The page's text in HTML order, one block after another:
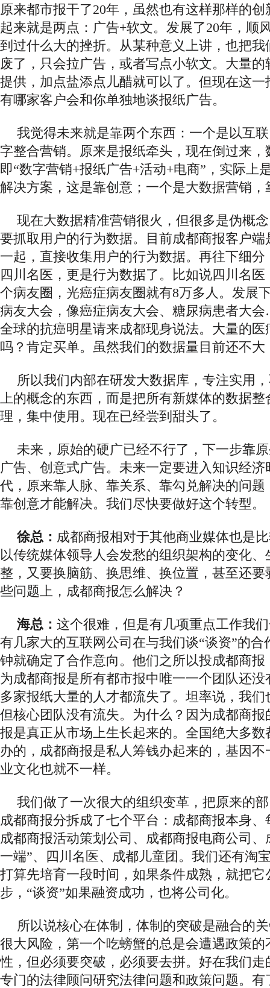
原来都市报干了20年，虽然也有这样那样的
起来就是两点：广告+软文。发展了20年，顺
到过什么大的挫折。从某种意义上讲，也把我
废了，只会拉广告，或者写点小软文。大量
提供，加点盐添点儿醋就可以了。但现在这一
有哪家客户会和你单独地谈报纸广告。
我觉得未来就是靠两个东西：一个是以互
字整合营销。原来是报纸牵头，现在倒过来，
即“数字营销+报纸广告+活动+电商”，实际上
解决方案，这是靠创意；一个是大数据营销，
现在大数据精准营销很火，但很多是伪概
要抓取用户的行为数据。目前成都商报客户端
一起，直接收集用户的行为数据。再往下细
四川名医，更是行为数据了。比如说四川名医
个病友圈，光癌症病友圈就有8万多人。发展
病友大会，像癌症病友大会、糖尿病患者大
全球的抗癌明星请来成都现身说法。大量的医
吗？肯定买单。虽然我们的数据量目前还不大
所以我们内部在研发大数据库，专注实用
上的概念的东西，而是把所有新媒体的数据整
理，集中使用。现在已经尝到甜头了。
未来，原始的硬广已经不行了，下一步靠
广告、创意式广告。未来一定要进入知识经济
代，原来靠人脉、靠关系、靠勾兑解决的问题
靠创意才能解决。我们尽快要做好这个转型。
徐总： 成都商报相对于其他商业媒体也是
以传统媒体领导人会发愁的组织架构的变化、
整，又要换脑筋、换思维、换位置，甚至还
些问题上，成都商报怎么解决？
海总： 这个很难，但是有几项重点工作我
有几家大的互联网公司在与我们谈“谈资”的合
钟就确定了合作意向。他们之所以投成都商报
为成都商报是所有都市报中唯一一个团队还
多家报纸大量的人才都流失了。坦率说，我
但核心团队没有流失。为什么？因为成都商报
报是真正从市场上生长起来的。全国绝大多数
办的，成都商报是私人筹钱办起来的，基因
业文化也就不一样。
我们做了一次很大的组织变革，把原来的
成都商报分拆成了七个平台：成都商报本身
成都商报活动策划公司、成都商报电商公司、
一端”、四川名医、成都儿童团。我们还有淘
打算先培育一段时间，如果条件成熟，就把它
步，“谈资”如果融资成功，也将公司化。
所以说核心在体制，体制的突破是融合的
很大风险，第一个吃螃蟹的总是会遭遇政策的
性，但必须要突破，必须要去拼。好在我们走
专门的法律顾问研究法律问题和政策问题。有